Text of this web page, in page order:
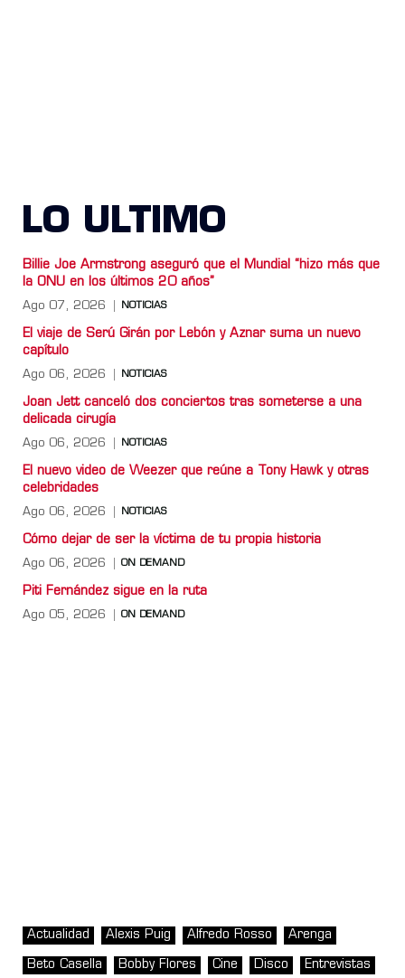
LO ULTIMO
Billie Joe Armstrong aseguró que el Mundial “hizo más que
la ONU en los últimos 20 años”
Ago 07, 2026 NOTICIAS
El viaje de Serú Girán por Lebón y Aznar suma un nuevo
capítulo
Ago 06, 2026 NOTICIAS
Joan Jett canceló dos conciertos tras someterse a una
delicada cirugía
Ago 06, 2026 NOTICIAS
El nuevo video de Weezer que reúne a Tony Hawk y otras
celebridades
Ago 06, 2026 NOTICIAS
Cómo dejar de ser la víctima de tu propia historia
Ago 06, 2026 ON DEMAND
Piti Fernández sigue en la ruta
Ago 05, 2026 ON DEMAND
Actualidad Alexis Puig Alfredo Rosso Arenga
Beto Casella Bobby Flores Cine Disco Entrevistas